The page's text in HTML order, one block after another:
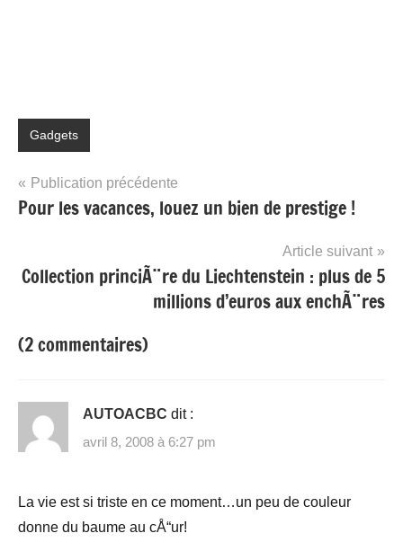
Gadgets
Navigation
de
Publication précédente
Pour les vacances, louez un bien de prestige !
Article suivant
Collection princiÃ¨re du Liechtenstein : plus de 5
millions d’euros aux enchÃ¨res
(2 commentaires)
AUTOACBC dit :
avril 8, 2008 à 6:27 pm
La vie est si triste en ce moment…un peu de couleur
donne du baume au cÅ“ur!